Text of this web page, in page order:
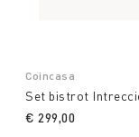
Coincasa
Set bistrot
€ 299,00